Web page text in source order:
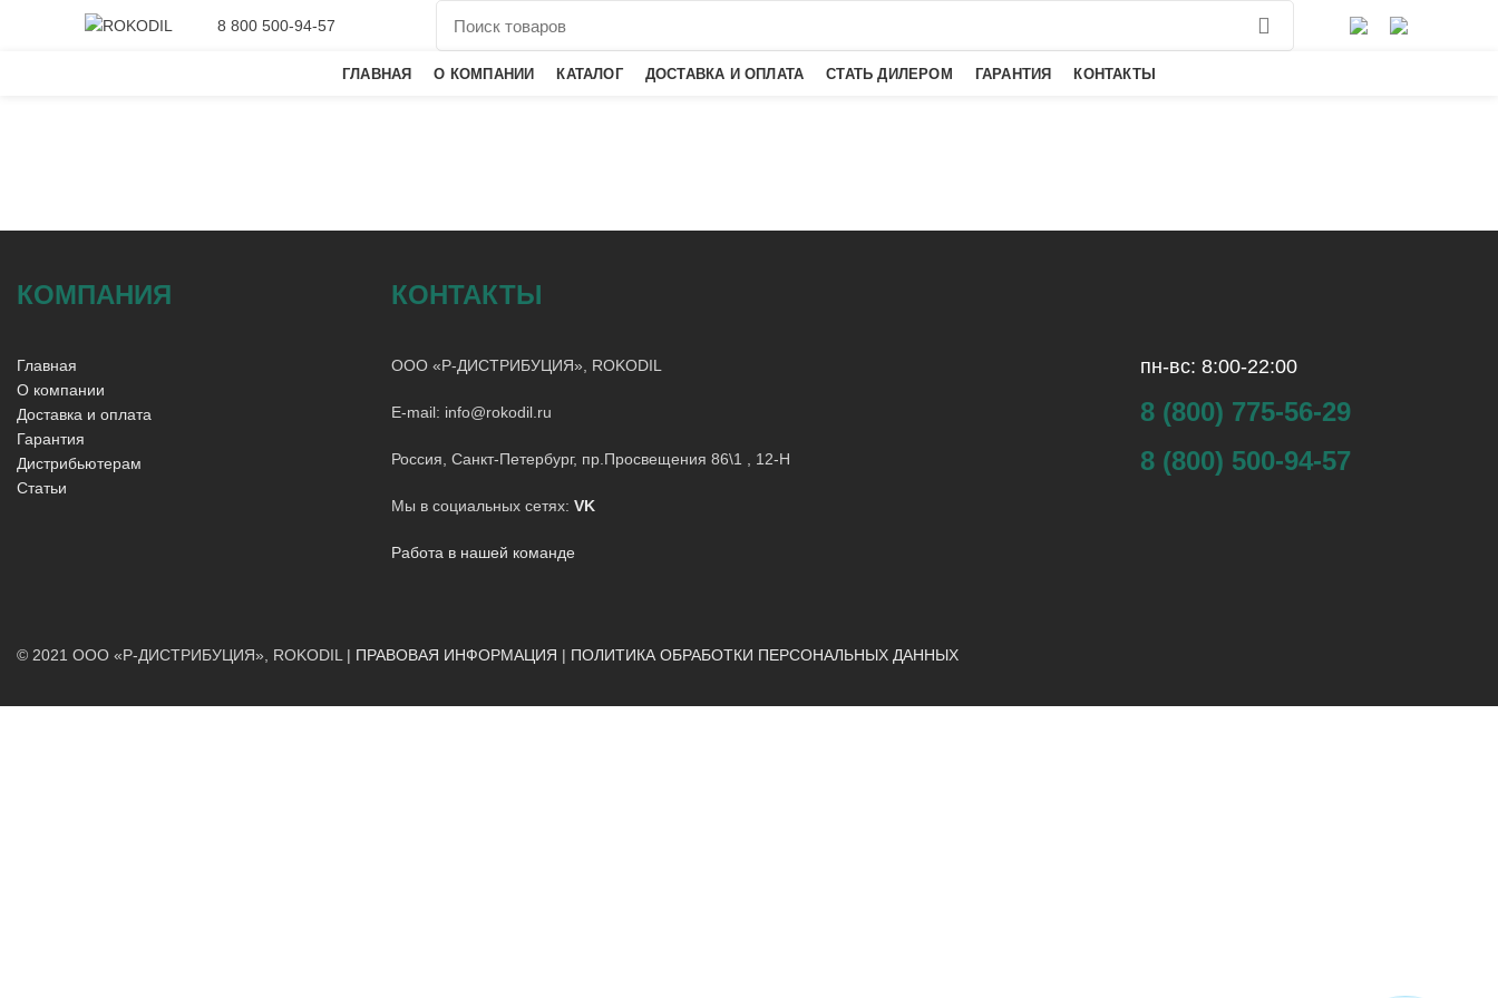
8 800 500-94-57 0
ГЛАВНАЯ О КОМПАНИИ КАТАЛОГ ДОСТАВКА И ОПЛАТА СТАТЬ ДИЛЕРОМ ГАРАНТИЯ КОНТАКТЫ
КОМПАНИЯ
Главная
О компании
Доставка и оплата
Гарантия
Дистрибьютерам
Статьи
КОНТАКТЫ
ООО «Р-ДИСТРИБУЦИЯ», ROKODIL
E-mail: info@rokodil.ru
Россия, Санкт-Петербург, пр.Просвещения 86\1 , 12-Н
Мы в социальных сетях: VK
Работа в нашей команде
пн-вс: 8:00-22:00
8 (800) 775-56-29
8 (800) 500-94-57
© 2021 ООО «Р-ДИСТРИБУЦИЯ», ROKODIL | ПРАВОВАЯ ИНФОРМАЦИЯ | ПОЛИТИКА ОБРАБОТКИ ПЕРСОНАЛЬНЫХ ДАННЫХ